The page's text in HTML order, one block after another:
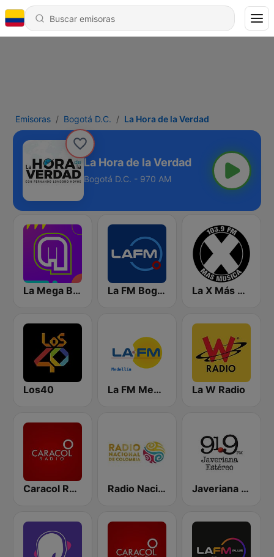
Emisoras Bogotá D.C. La Hora de la Verdad
La Hora de la Verdad
Bogotá D.C. - 970 AM
La Mega Bogotá La FM Bogotá La X Más Música 103.9 FM
Los40 La FM Medellín La W Radio
Caracol Radio Medellín Radio Nacional de Colombia Bogotá 95.9 FM Javeriana Estéreo 91.9 FM